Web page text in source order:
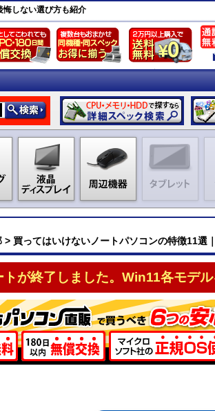
悔しない選び方も紹介
> 買ってはいけないノートパソコンの特徴11選
が終了しました。Win11各モデル